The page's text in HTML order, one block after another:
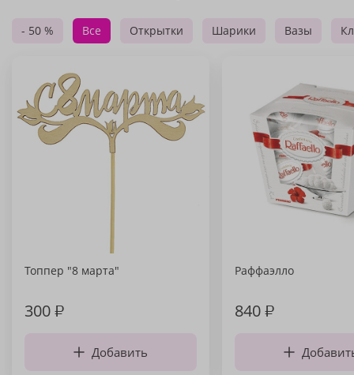
- 50 % Все Открытки Шарики Вазы
Топпер "8 марта"
300₽
Добавить
Раффаэлло
840₽